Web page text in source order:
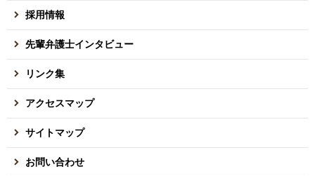
採用情報
先輩弁護士インタビュー
リンク集
アクセスマップ
サイトマップ
お問い合わせ